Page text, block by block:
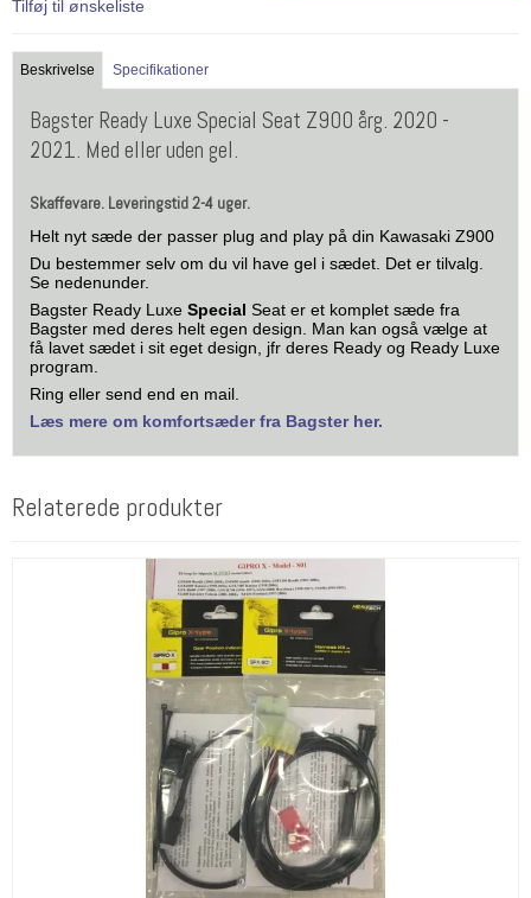
Tilføj til ønskeliste
Beskrivelse Specifikationer
Bagster Ready Luxe Special Seat Z900 årg. 2020 -
2021. Med eller uden gel.
Skaffevare. Leveringstid 2-4 uger.
Helt nyt sæde der passer plug and play på din Kawasaki Z900
Du bestemmer selv om du vil have gel i sædet. Det er tilvalg.
Se nedenunder.
Bagster Ready Luxe Special Seat er et komplet sæde fra
Bagster med deres helt egen design. Man kan også vælge at
få lavet sædet i sit eget design, jfr deres Ready og Ready Luxe
program.
Ring eller send end en mail.
Læs mere om komfortsæder fra Bagster her.
Relaterede produkter